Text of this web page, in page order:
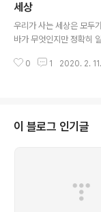
세상
우리가 사는 세상은 모두
바가 무엇인지만 정확히
적 존재이다. 다른 존재에
0 1 2020. 2. 11.
이 블로그 인기글